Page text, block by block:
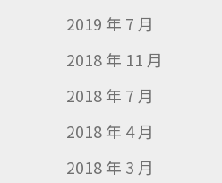
2019 年 7 月
2018 年 11 月
2018 年 7 月
2018 年 4 月
2018 年 3 月